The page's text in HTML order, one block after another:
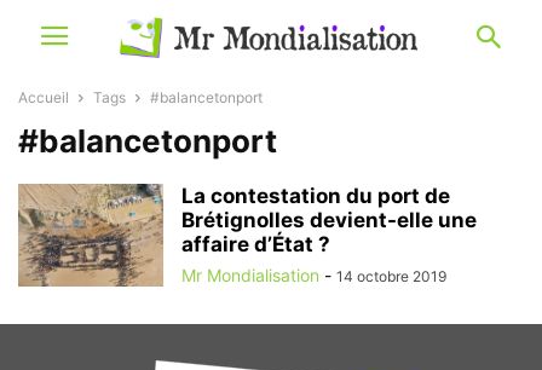
Accueil Tags #balancetonport
#balancetonport
La contestation du port de
Brétignolles devient-elle une
affaire d’État ?
Mr Mondialisation - 14 octobre 2019